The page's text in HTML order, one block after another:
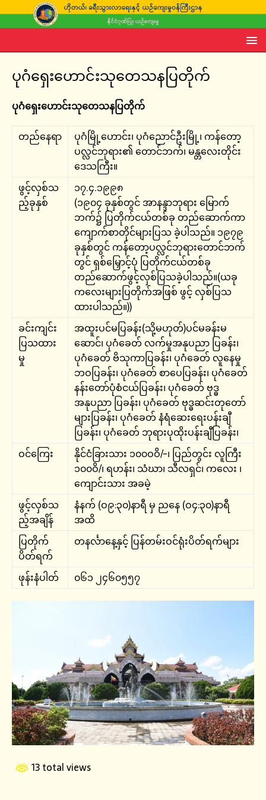
ပုဂံရှေးဟောင်းသုတေသနပြတိုက်
ပုဂံရှေးဟောင်းသုတေသနပြတိုက်
တည်နေရာ
ပုဂံမြို့ဟောင်း၊ ပုဂံညောင်ဦးမြို့၊ ကန်တော့
ပလ္လင်ဘုရား၏ တောင်ဘက်၊ မန္တလေးတိုင်း
ဒေသကြီး။
ဖွင့်လှစ်သ
ည့်ခုနှစ်
၁၇.၄.၁၉၉၈
(၁၉၀၄ ခုနှစ်တွင် အာနန္ဒာဘုရား မြောက်
ဘက်၌ ပြတိုက်ငယ်တစ်ခု တည်ဆောက်ကာ
ကျောက်စာတိုင်များပြသ ခဲ့ပါသည်။ ၁၉၇၉
ခုနှစ်တွင် ကန်တော့ပလ္လင်ဘုရားတောင်ဘက်
တွင် ရှစ်မြှောင့်ပုံ ပြတိုက်ငယ်တစ်ခု
တည်ဆောက်ဖွင့်လှစ်ပြသခဲ့ပါသည်။(ယခု
ကလေးများပြတိုက်အဖြစ် ဖွင့် လှစ်ပြသ
ထားပါသည်။))
ခင်းကျင်း
ပြသထား
မှု
အထူးပင်မပြခန်း(သို့မဟုတ်)ပင်မခန်းမ
ဆောင်၊ ပုဂံခေတ် လက်မှုအနုပညာ ပြခန်း၊
ပုဂံခေတ် ဗိသုကာပြခန်း၊ ပုဂံခေတ် လူနေမှု
ဘဝပြခန်း၊ ပုဂံခေတ် စာပေပြခန်း၊ ပုဂံခေတ်
နန်းတော်ပုံစံငယ်ပြခန်း၊ ပုဂံခေတ် ဗုဒ္ဓ
အနုပညာ ပြခန်း၊ ပုဂံခေတ် ဗုဒ္ဓဆင်းတုတော်
များပြခန်း၊ ပုဂံခေတ် နံရံဆေးရေးပန်းချီ
ပြခန်း၊ ပုဂံခေတ် ဘုရားပုထိုးပန်းချီပြခန်း၊
ဝင်ကြေး
နိုင်ငံခြားသား ၁၀၀ဝဝိ/-၊ ပြည်တွင်း လူကြီး
၁၀၀ဝိ/၊ ရဟန်း၊ သံဃာ၊ သီလရှင်၊ ကလေး ၊
ကျောင်းသား အခမဲ့
ဖွင့်လှစ်သ
ည့်အချိန်
နံနက် (ဝ၉:၃၀)နာရီ မှ ညနေ (ဝ၄:၃၀)နာရီ
အထိ
ပြတိုက်
ပိတ်ရက်
တနင်္လာနေ့နှင့် ပြန်တမ်းဝင်ရုံးပိတ်ရက်များ
ဖုန်းနံပါတ် ၀၆၁ ၂၄၆၀၅၅၇
13 total views